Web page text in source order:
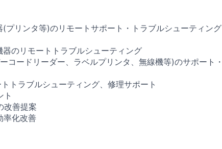
リンタ等)のリモートサポート・トラブルシューティング
のリモートトラブルシューティング
ードリーダー、ラベルプリンタ、無線機等)のサポート・
トラブルシューティング、修理サポート
ト
改善提案
率化改善